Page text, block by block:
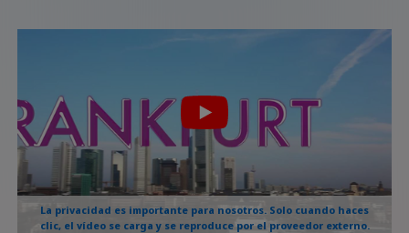
La privacidad es importante para nosotros. Solo cuando haces
clic, el vídeo se carga y se reproduce por el proveedor externo.